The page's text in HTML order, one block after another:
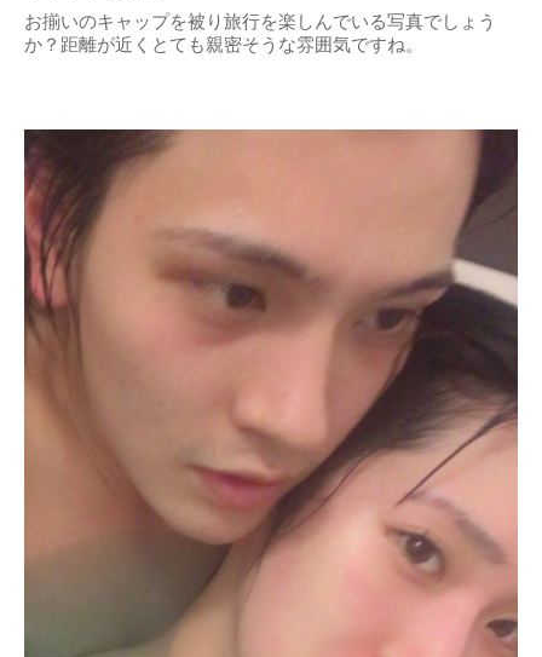
お揃いのキャップを被り旅行を楽しんでいる写真でしょう
か？距離が近くとても親密そうな雰囲気ですね。